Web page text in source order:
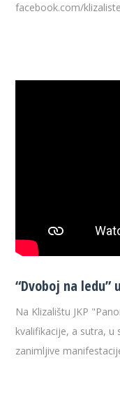
facebook.com/
“Dvoboj na ledu”
Na Klizalištu JKP
kvalifikacije, a sutra, u
zanimljive